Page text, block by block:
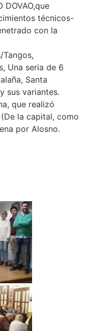
DOVAO,que
técnicos-
con la
Una seria de 6
Santa
sus variantes.
que realizó
la capital, como
por Alosno.